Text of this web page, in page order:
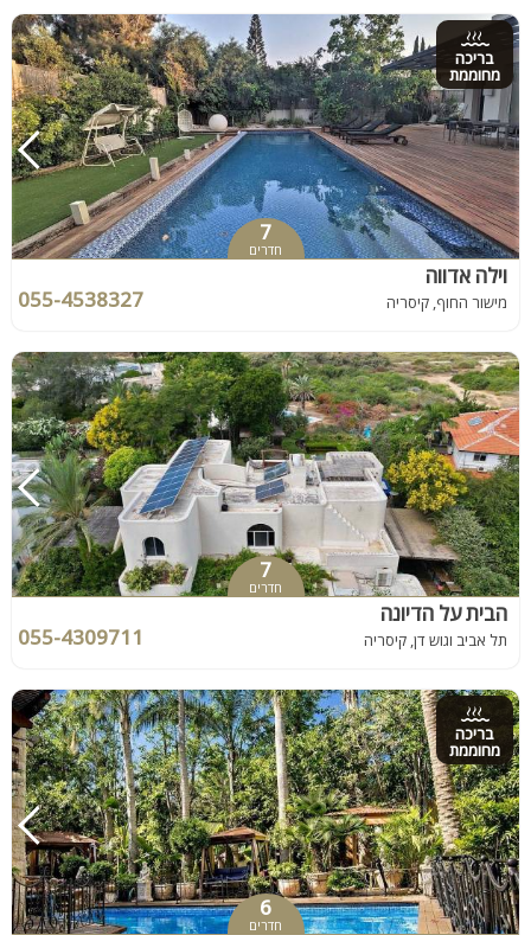
בריכה
מחוממת
7
חדרים
וילה אדווה
מישור החוף, קיסריה 055-4538327
7
חדרים
הבית על הדיונה
תל אביב וגוש דן, קיסריה 055-4309711
בריכה
מחוממת
6
חדרים